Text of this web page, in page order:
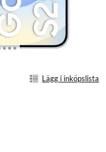
Lägg i inköpslista